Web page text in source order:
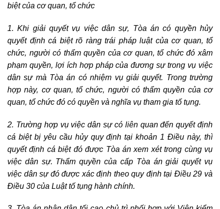
biệt của cơ quan, tổ chức
1. Khi giải quyết vụ việc dân sự, Tòa án có quyền hủy
quyết định cá biệt rõ ràng trái pháp luật của cơ quan, tổ
chức, người có thẩm quyền của cơ quan, tổ chức đó xâm
phạm quyền, lợi ích hợp pháp của đương sự trong vụ việc
dân sự mà Tòa án có nhiệm vụ giải quyết. Trong trường
hợp này, cơ quan, tổ chức, người có thẩm quyền của cơ
quan, tổ chức đó có quyền và nghĩa vụ tham gia tố tụng.
2. Trường hợp vụ việc dân sự có liên quan đến quyết định
cá biệt bị yêu cầu hủy quy định tại khoản 1 Điều này, thì
quyết định cá biệt đó được Tòa án xem xét trong cùng vụ
việc dân sự. Thẩm quyền của cấp Tòa án giải quyết vụ
việc dân sự đó được xác định theo quy định tại Điều 29 và
Điều 30 của Luật tố tụng hành chính.